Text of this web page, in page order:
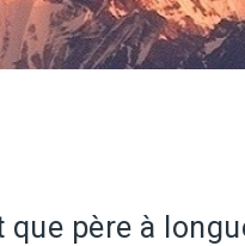
père à